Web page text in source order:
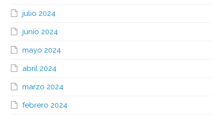
julio 2024
junio 2024
mayo 2024
abril 2024
marzo 2024
febrero 2024